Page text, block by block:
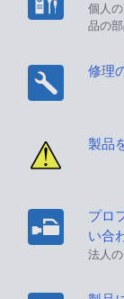
個人
品の
修理
製品
プロ
い合
法人